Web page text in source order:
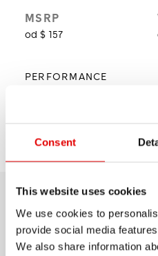
Consent
This website uses cookies
We use cookies to
provide social media
We also share information
MSRP
od $ 157
PERFORMANCE
Odkryj
Informacje o
Każdy, kto chce